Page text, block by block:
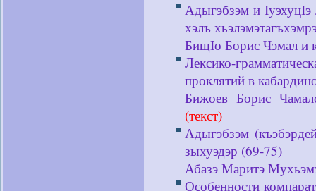
Адыгэбзэм и
хэлъ
БищIо Борис Чэмал и
Лексико-
проклятий в
Бижоев Борис
(текст)
Адыгэбзэм
зыхуэдэр (69-75)
Абазэ Маритэ
Особенности